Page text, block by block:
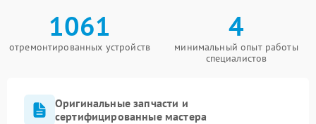
1061
отремонтированных устройств
4
минимальный опыт работы
специалистов
Оригинальные запчасти и
сертифицированные мастера